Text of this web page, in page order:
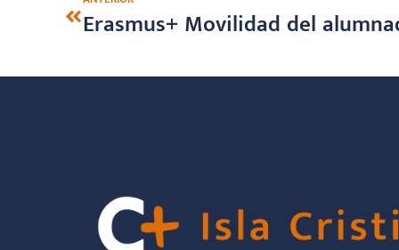
Erasmus+ Movilidad del